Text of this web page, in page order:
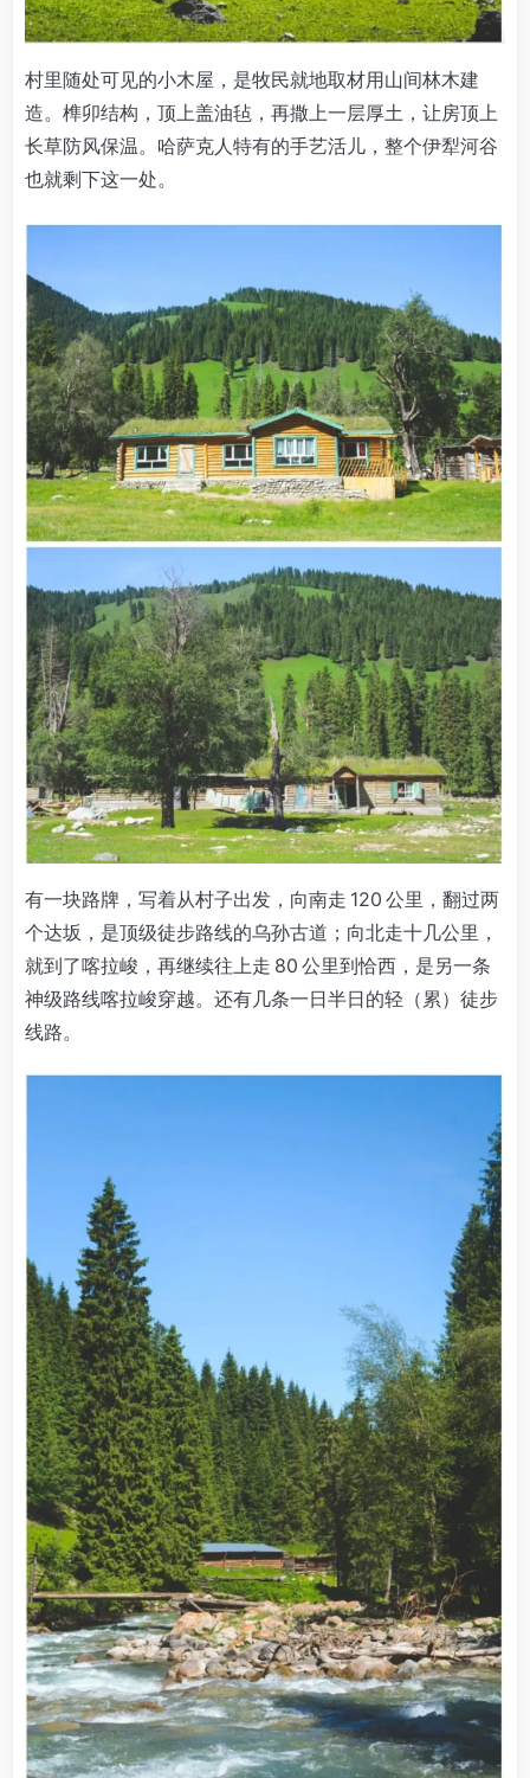
村里随处可见的小木屋，是牧民就地取材用山间林木建
造。榫卯结构，顶上盖油毡，再撒上一层厚土，让房顶上
长草防风保温。哈萨克人特有的手艺活儿，整个伊犁河谷
也就剩下这一处。
有一块路牌，写着从村子出发，向南走 120 公里，翻过两
个达坂，是顶级徒步路线的乌孙古道；向北走十几公里，
就到了喀拉峻，再继续往上走 80 公里到恰西，是另一条
神级路线喀拉峻穿越。还有几条一日半日的轻（累）徒步
线路。